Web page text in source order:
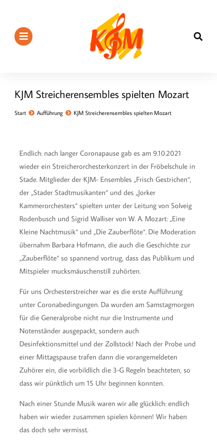
KJM Streicherensembles spielten Mozart
Sie befinden sich hier:
Start Aufführung KJM Streicherensembles spielten Mozart
Endlich: nach langer Coronapause gab es am 9.10.2021
wieder ein Streicherorchesterkonzert in der Fröbelschule in
Stade. Mitglieder der KJM- Ensembles „Frisch Gestrichen“,
der „Stader Stadtmusikanten“ und des „Jorker
Kammerorchesters“ spielten unter der Leitung von Solveig
Rodenbusch und Sigrid Walliser von W. A. Mozart: „Eine
Kleine Nachtmusik“ und „Die Zauberflöte“. Die Moderation
übernahm Barbara Hofmann, die auch die Geschichte zur
„Zauberflöte“ so spannend vortrug, dass das Publikum und
Mitspieler mucksmäuschenstill zuhörten.
Für uns Orchesterstreicher war es die erste Aufführung
unter Coronabedingungen. Da wurden am Samstagmorgen
für die Generalprobe nicht nur die Instrumente und
Notenständer ausgepackt, sondern auch
Desinfektionsmittel und der Zollstock! Nach der Probe und
einer Mittagspause trafen dann die vorangemeldeten
Zuhörer ein, die vorbildlich die 3-G Regeln beachteten, so
dass wir pünktlich um 15 Uhr beginnen konnten.
Nach einer Stunde Musik waren wir alle glücklich: endlich
haben wir wieder zusammen spielen können! Wir haben
das doch sehr vermisst.